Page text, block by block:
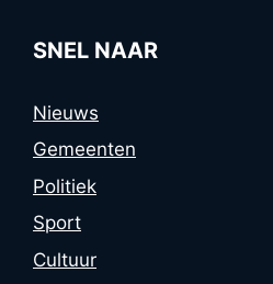
SNEL NAAR
Nieuws
Gemeenten
Politiek
Sport
Cultuur